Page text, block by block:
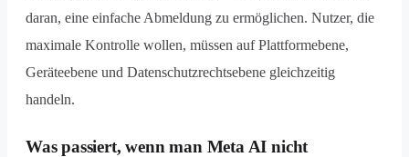
daran, eine einfache Abmeldung zu ermöglichen. Nutzer, die
maximale Kontrolle wollen, müssen auf Plattformebene,
Geräteebene und Datenschutzrechtsebene gleichzeitig
handeln.
Was passiert, wenn man Meta AI nicht